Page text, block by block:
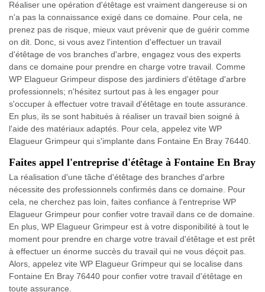
Réaliser une opération d'étêtage est vraiment dangereuse si on
n'a pas la connaissance exigé dans ce domaine. Pour cela, ne
prenez pas de risque, mieux vaut prévenir que de guérir comme
on dit. Donc, si vous avez l'intention d'effectuer un travail
d'étêtage de vos branches d'arbre, engagez vous des experts
dans ce domaine pour prendre en charge votre travail. Comme
WP Elagueur Grimpeur dispose des jardiniers d'étêtage d'arbre
professionnels; n'hésitez surtout pas à les engager pour
s'occuper à effectuer votre travail d'étêtage en toute assurance.
En plus, ils se sont habitués à réaliser un travail bien soigné à
l'aide des matériaux adaptés. Pour cela, appelez vite WP
Elagueur Grimpeur qui s'implante dans Fontaine En Bray 76440.
Faites appel l'entreprise d'étêtage à Fontaine En Bray
La réalisation d'une tâche d'étêtage des branches d'arbre
nécessite des professionnels confirmés dans ce domaine. Pour
cela, ne cherchez pas loin, faites confiance à l'entreprise WP
Elagueur Grimpeur pour confier votre travail dans ce de domaine.
En plus, WP Elagueur Grimpeur est à votre disponibilité à tout le
moment pour prendre en charge votre travail d'étêtage et est prêt
à effectuer un énorme succès du travail qui ne vous déçoit pas.
Alors, appelez vite WP Elagueur Grimpeur qui se localise dans
Fontaine En Bray 76440 pour confier votre travail d'étêtage en
toute assurance.